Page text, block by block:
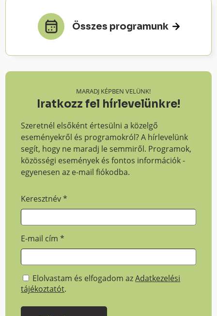
Összes programunk
MARADJ KÉPBEN VELÜNK!
Iratkozz fel hírlevelünkre!
Szeretnél elsőként értesülni a közelgő
eseményekről és programokról? A hírlevelünk
segít, hogy ne maradj le semmiről. Programok,
közösségi események és fontos információk -
egyenesen az e-mail fiókodba.
Keresztnév*
E-mail cím*
Elolvastam és elfogadom azAdatkezelési
tájékoztatót.